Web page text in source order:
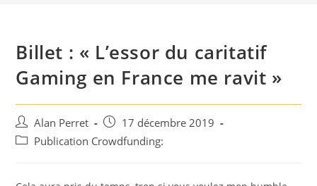
Billet : « L’essor du caritatif
Gaming en France me ravit »
Auteur/autrice
de
Alan Perret
Post
published:
17 décembre 2019
PostPublication Crowdfunding: